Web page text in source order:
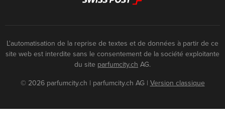
L'automatisation de la reprise de textes et de données à partir de ce
site web est interdite sans le consentement de la société exploitante
du site parfumcity.ch AG.
© 2026 parfumcity.ch | parfumcity.ch AG | Version classique